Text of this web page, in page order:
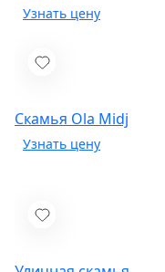
Скамья Ola Midj